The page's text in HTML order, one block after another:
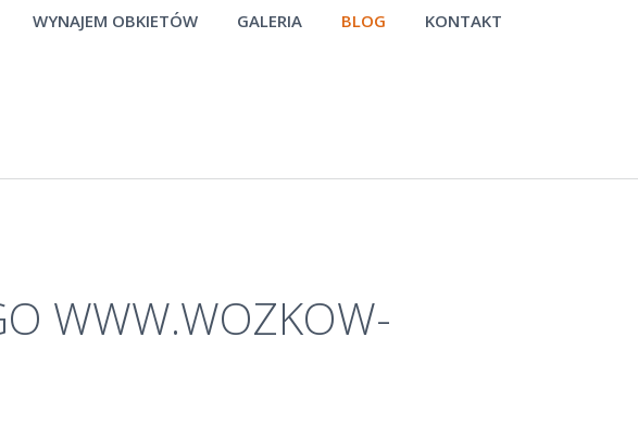
WYNAJEM OBKIETÓW GALERIA BLOG KONTAKT
WWW.WOZKOW-